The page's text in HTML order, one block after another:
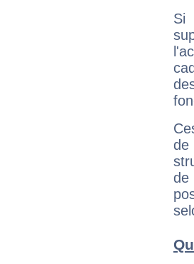
Si
de
de